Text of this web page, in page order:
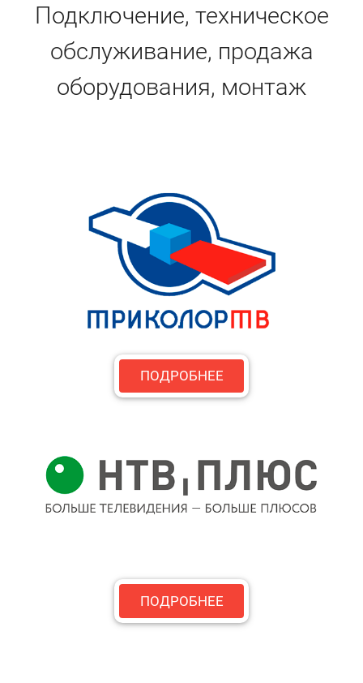
Подключение, техническое
обслуживание, продажа
оборудования, монтаж
ПОДРОБНЕЕ
ПОДРОБНЕЕ